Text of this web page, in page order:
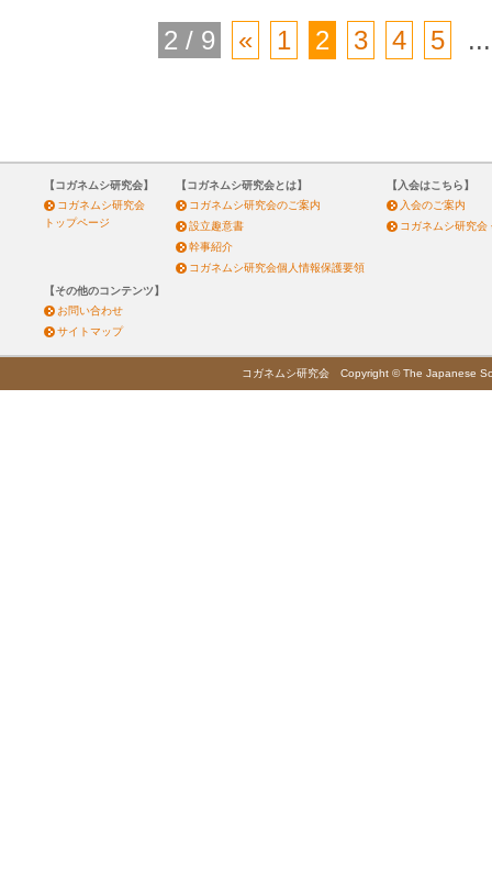
2 / 9 « 1 2 3 4 5 ...
【コガネムシ研究会】
コガネムシ研究会
トップページ
【コガネムシ研究会とは】
コガネムシ研究会のご案内
設立趣意書
幹事紹介
コガネムシ研究会個人情報保護要領
【入会はこちら】
入会のご案内
コガネムシ研究会
【その他のコンテンツ】
お問い合わせ
サイトマップ
コガネムシ研究会 Copyright © The Japanese